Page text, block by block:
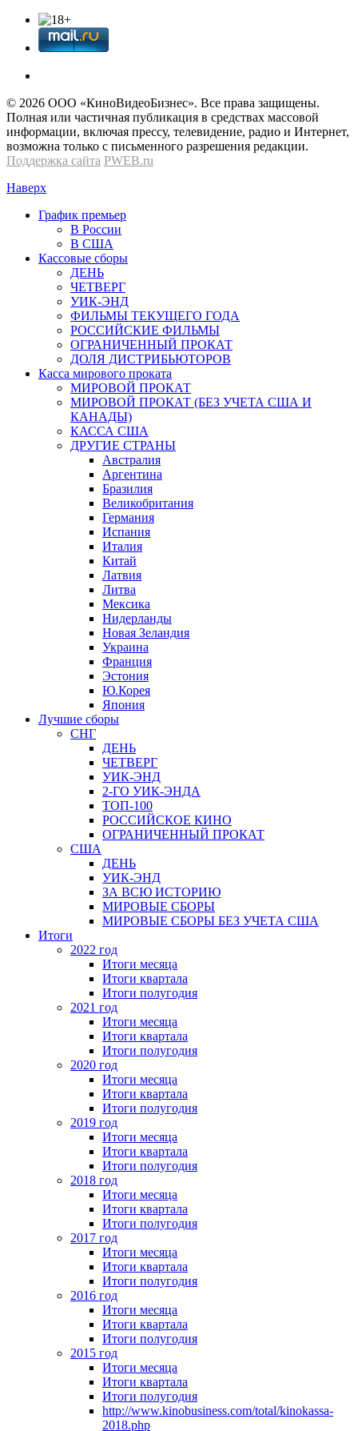
© 2026 OOО «КиноВидеоБизнес». Все права защищены.
Полная или частичная публикация в средствах массовой
информации, включая прессу, телевидение, радио и Интернет,
возможна только с письменного разрешения редакции.
Поддержка сайта PWEB.ru
Наверх
График премьер
В России
В США
Кассовые сборы
ДЕНЬ
ЧЕТВЕРГ
УИК-ЭНД
ФИЛЬМЫ ТЕКУЩЕГО ГОДА
РОССИЙСКИЕ ФИЛЬМЫ
ОГРАНИЧЕННЫЙ ПРОКАТ
ДОЛЯ ДИСТРИБЬЮТОРОВ
Касса мирового проката
МИРОВОЙ ПРОКАТ
МИРОВОЙ ПРОКАТ (БЕЗ УЧЕТА США И
КАНАДЫ)
КАССА США
ДРУГИЕ СТРАНЫ
Австралия
Аргентина
Бразилия
Великобритания
Германия
Испания
Италия
Китай
Латвия
Литва
Мексика
Нидерланды
Новая Зеландия
Украина
Франция
Эстония
Ю.Корея
Япония
Лучшие сборы
СНГ
ДЕНЬ
ЧЕТВЕРГ
УИК-ЭНД
2-ГО УИК-ЭНДА
ТОП-100
РОССИЙСКОЕ КИНО
ОГРАНИЧЕННЫЙ ПРОКАТ
США
ДЕНЬ
УИК-ЭНД
ЗА ВСЮ ИСТОРИЮ
МИРОВЫЕ СБОРЫ
МИРОВЫЕ СБОРЫ БЕЗ УЧЕТА США
Итоги
2022 год
Итоги месяца
Итоги квартала
Итоги полугодия
2021 год
Итоги месяца
Итоги квартала
Итоги полугодия
2020 год
Итоги месяца
Итоги квартала
Итоги полугодия
2019 год
Итоги месяца
Итоги квартала
Итоги полугодия
2018 год
Итоги месяца
Итоги квартала
Итоги полугодия
2017 год
Итоги месяца
Итоги квартала
Итоги полугодия
2016 год
Итоги месяца
Итоги квартала
Итоги полугодия
2015 год
Итоги месяца
Итоги квартала
Итоги полугодия
http://www.kinobusiness.com/total/kinokassa-
2018.php